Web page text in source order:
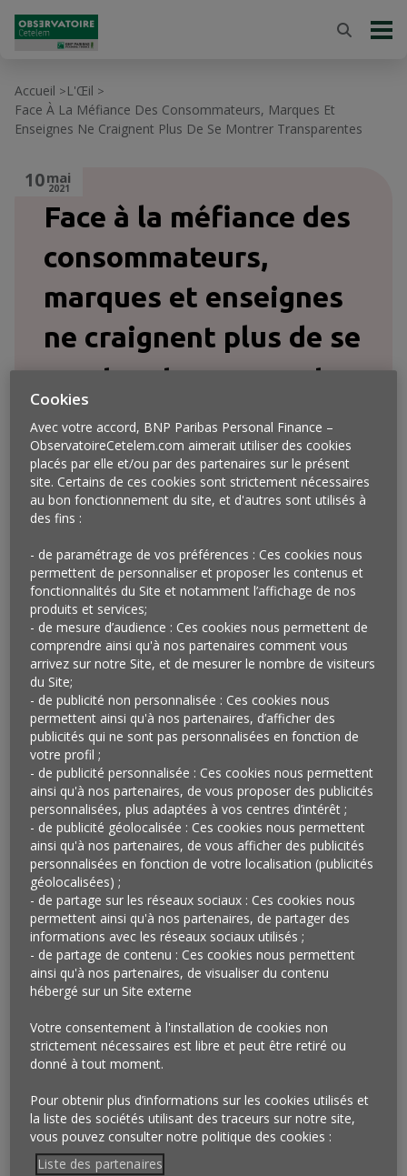
Accueil >L'Œil >
Face À La Méfiance Des Consommateurs, Marques Et
Enseignes Ne Craignent Plus De Se Montrer Transparentes
Face à la méfiance des
consommateurs,
marques et enseignes
ne craignent plus de se
montrer transparentes
10mai
2021
Vu chez Lidl
Depuis peu, Lidl partage la totalité de son catalogue de
produits à sa marque (soit près de 2 000 références,
100 catégories et 90% de son offre) avec trente
applications consommateurs parmi lesquelles Yuka,
ScanUp, Innit, QuelProduit (UFC Que Choisir),
Allergobox ou encore INCI Beauty pour les
cosmétiques. Une première pour une marque
distributeur et une bonne occasion pour elle de venir
prouver la qualité et la transparence de son offre…
Qu’en penser ?
Face à l’attente croissante d’engagement et de
et enseignes ne peuvent plus se contenter de
construire leur image et d’affirmer leurs valeurs à
aussi agir concrètement et, surtout, donner des
preuves de leurs actions. L’initiative de Lidl va dans ce
sens. En se rapprochant d’applications devenues des
réflexes pour les consommateurs, l’enseigne se place
Cookies
Avec votre accord, BNP Paribas Personal Finance –
ObservatoireCetelem.com aimerait utiliser des cookies
placés par elle et/ou par des partenaires sur le présent
site. Certains de ces cookies sont strictement nécessaires
au bon fonctionnement du site, et d'autres sont utilisés à
des fins :
- de paramétrage de vos préférences : Ces cookies nous
permettent de personnaliser et proposer les contenus et
fonctionnalités du Site et notamment l’affichage de nos
produits et services;
- de mesure d’audience : Ces cookies nous permettent de
comprendre ainsi qu'à nos partenaires comment vous
arrivez sur notre Site, et de mesurer le nombre de visiteurs
du Site;
- de publicité non personnalisée : Ces cookies nous
permettent ainsi qu'à nos partenaires, d’afficher des
publicités qui ne sont pas personnalisées en fonction de
votre profil ;
- de publicité personnalisée : Ces cookies nous permettent
ainsi qu'à nos partenaires, de vous proposer des publicités
personnalisées, plus adaptées à vos centres d’intérêt ;
- de publicité géolocalisée : Ces cookies nous permettent
ainsi qu'à nos partenaires, de vous afficher des publicités
personnalisées en fonction de votre localisation (publicités
géolocalisées) ;
- de partage sur les réseaux sociaux : Ces cookies nous
permettent ainsi qu'à nos partenaires, de partager des
informations avec les réseaux sociaux utilisés ;
- de partage de contenu : Ces cookies nous permettent
ainsi qu'à nos partenaires, de visualiser du contenu
hébergé sur un Site externe
Votre consentement à l'installation de cookies non
strictement nécessaires est libre et peut être retiré ou
donné à tout moment.
Pour obtenir plus d’informations sur les cookies utilisés et
la liste des sociétés utilisant des traceurs sur notre site,
vous pouvez consulter notre politique des cookies :
Liste des partenaires